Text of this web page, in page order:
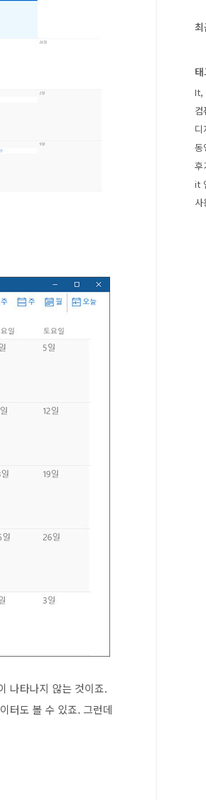
나타나지 않는 것이죠.
터도 볼 수 있죠. 그런데
It
컴
디
동
후
it
사